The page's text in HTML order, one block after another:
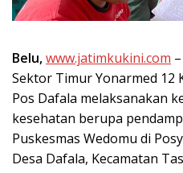
Belu,www.jatimkukini.com
Sektor Timur Yonarmed 12
Pos Dafala melaksanakan
kesehatan berupa
Puskesmas Wedomu di
Desa Dafala, Kecamatan